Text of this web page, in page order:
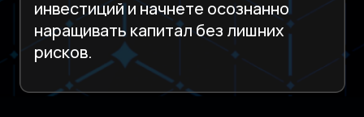
Ответы на вопросы на эфирах
Разборы компаний,
отраслей и текущих событий